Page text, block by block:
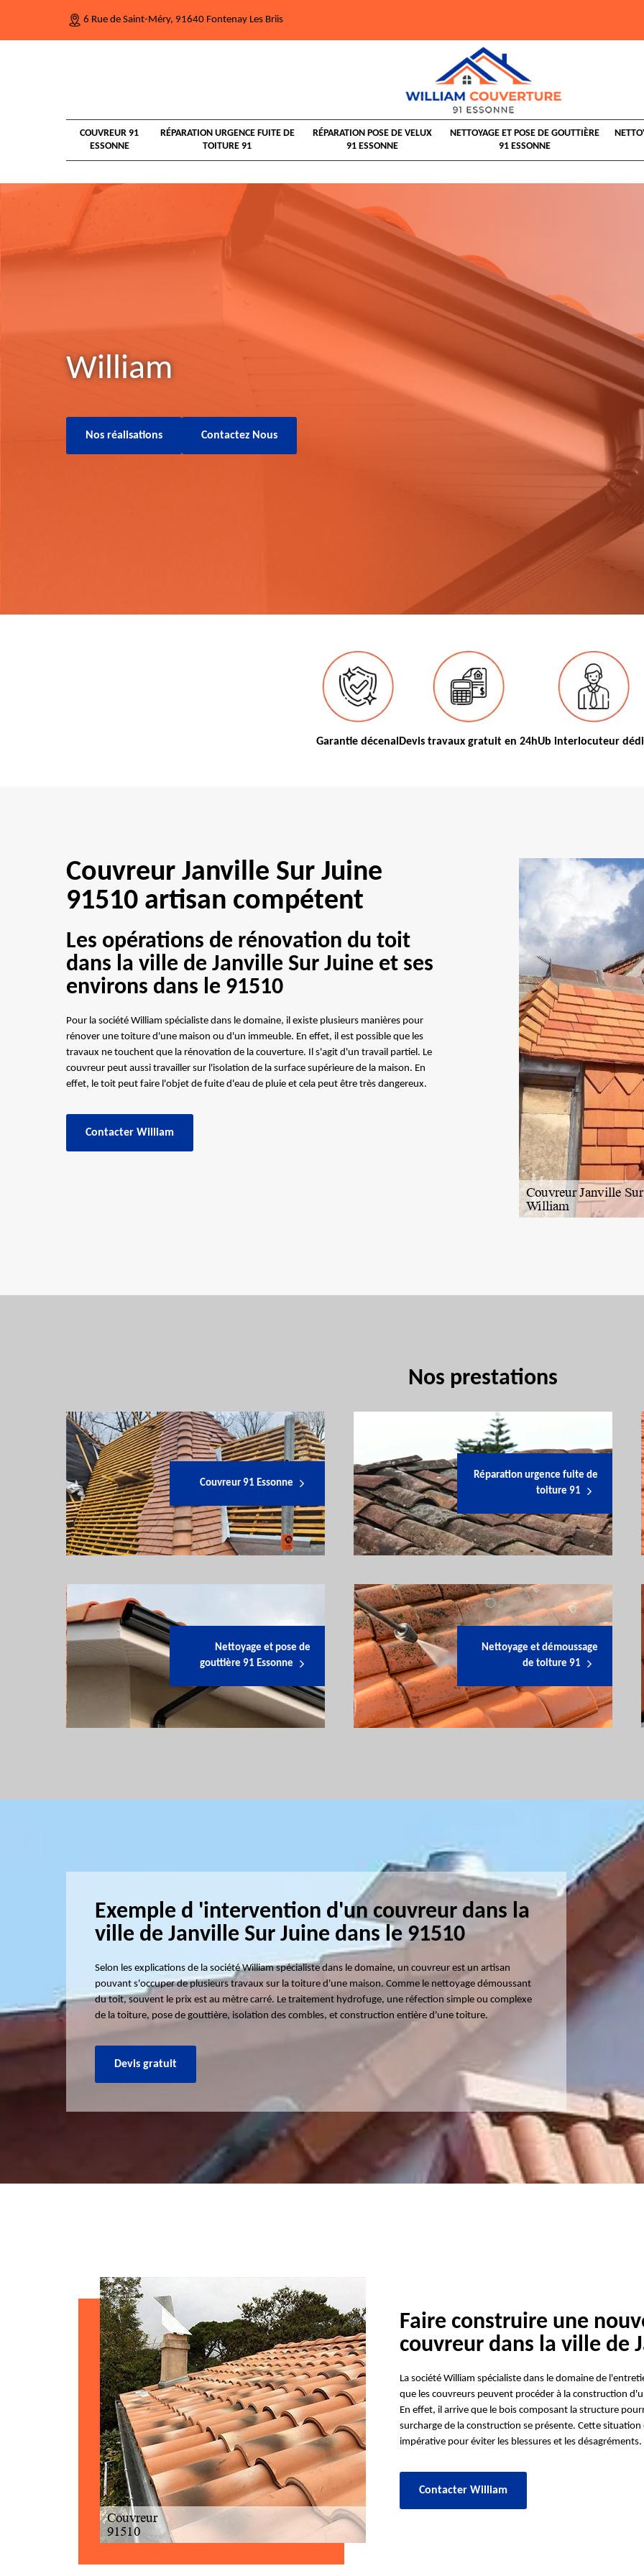
6 Rue de Saint-Méry, 91640 Fontenay Les Briis
COUVREUR 91
ESSONNE
RÉPARATION URGENCE FUITE DE
TOITURE 91
RÉPARATION POSE DE VELUX
91 ESSONNE
NETTOYAGE ET POSE DE GOUTTIÈRE
91 ESSONNE
William
Nos réalisations Contactez Nous
Garantie décenal Devis travaux gratuit en 24hUb interlocuteur
Couvreur Janville Sur Juine
91510 artisan compétent
Les opérations de rénovation du toit
dans la ville de Janville Sur Juine et ses
environs dans le 91510
Pour la société William spécialiste dans le domaine, il existe plusieurs manières pour
rénover une toiture d'une maison ou d'un immeuble. En effet, il est possible que les
travaux ne touchent que la rénovation de la couverture. Il s'agit d'un travail partiel. Le
couvreur peut aussi travailler sur l'isolation de la surface supérieure de la maison. En
effet, le toit peut faire l'objet de fuite d'eau de pluie et cela peut être très dangereux.
Contacter William
Nos prestations
Couvreur 91 Essonne
Réparation urgence fuite de
toiture 91
Nettoyage et pose de
gouttière 91 Essonne
Nettoyage et démoussage
de toiture 91
Exemple d 'intervention d'un couvreur dans la
ville de Janville Sur Juine dans le 91510
Selon les explications de la société William spécialiste dans le domaine, un couvreur est un artisan
pouvant s'occuper de plusieurs travaux sur la toiture d'une maison. Comme le nettoyage démoussant
du toit, souvent le prix est au mètre carré. Le traitement hydrofuge, une réfection simple ou complexe
de la toiture, pose de gouttière, isolation des combles, et construction entière d'une toiture.
Devis gratuit
Faire construire une
couvreur dans la ville de
La société William spécialiste dans le domaine de
que les couvreurs peuvent procéder à la construction
En effet, il arrive que le bois composant la structure
surcharge de la construction se présente. Cette
impérative pour éviter les blessures et les désagréments.
Contacter William